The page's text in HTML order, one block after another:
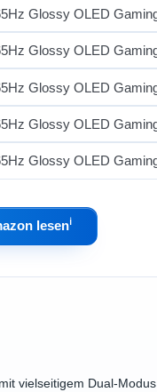
lesenℹ︎
vielseitigem Dual-